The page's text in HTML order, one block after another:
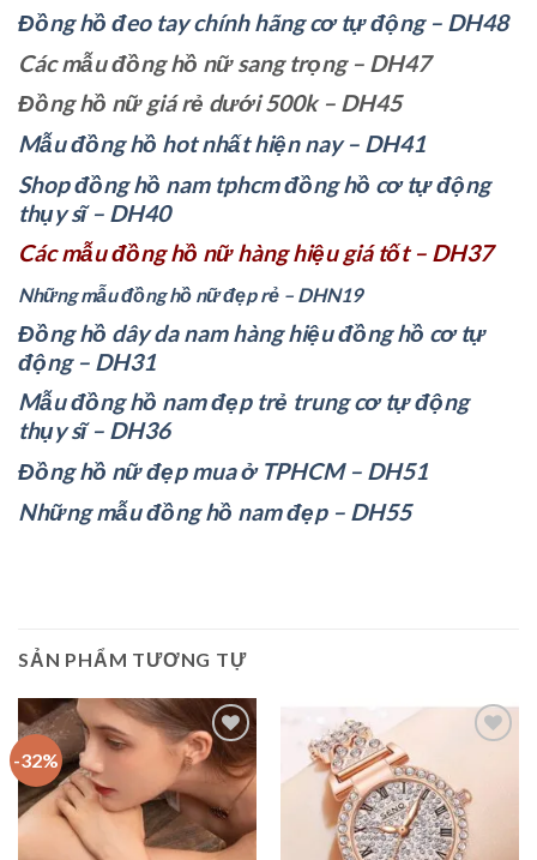
Đồng hồ đeo tay chính hãng cơ tự động – DH48
Các mẫu đồng hồ nữ sang trọng – DH47
Đồng hồ nữ giá rẻ dưới 500k – DH45
Mẫu đồng hồ hot nhất hiện nay – DH41
Shop đồng hồ nam tphcm đồng hồ cơ tự động
thụy sĩ – DH40
Các mẫu đồng hồ nữ hàng hiệu giá tốt – DH37
Những mẫu đồng hồ nữ đẹp rẻ – DHN19
Đồng hồ dây da nam hàng hiệu đồng hồ cơ tự
động – DH31
Mẫu đồng hồ nam đẹp trẻ trung cơ tự động
thụy sĩ – DH36
Đồng hồ nữ đẹp mua ở TPHCM – DH51
Những mẫu đồng hồ nam đẹp – DH55
SẢN PHẨM TƯƠNG TỰ
-32%
Add to
wishlist
Add to
wishlist